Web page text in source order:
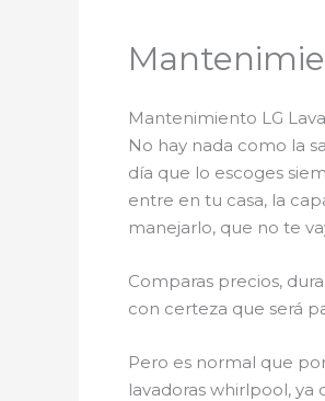
Mantenimiento LG
No hay nada como la
día que lo escoges
entre en tu casa, la
manejarlo, que no te
Comparas precios,
con certeza que será
Pero es normal que
lavadoras whirlpool,